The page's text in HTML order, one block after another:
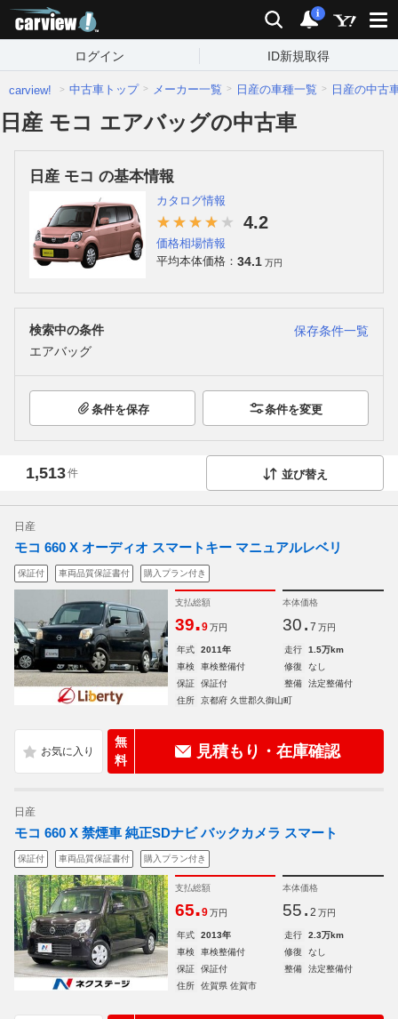
検索 通知
i
ログイン ID新規取得
carview! 中古車トップ メーカー一覧 日産の車種一覧 日産の中古
日産 モコ エアバッグの中古車
日産 モコ の基本情報
カタログ情報
4.2
価格相場情報
平均本体価格： 34.1 万円
検索中の条件
保存条件一覧
エアバッグ
条件を保存 条件を変更
1,513件 並び替え
日産
モコ 660 X オーディオ スマートキー マニュアルレベリ
保証付 車両品質保証書付 購入プラン付き
支払総額
39.9 万円
本体価格
30. 7 万円
年式 2011年 走行
1.5万km
車検
車検整備付 修復
なし
保証
保証付 整備
法定整備付
住所
京都府 久世郡久御山町
無
料
見積もり・在庫確認
日産
モコ 660 X 禁煙車 純正SDナビ バックカメラ スマート
保証付 車両品質保証書付 購入プラン付き
支払総額
65.9 万円
本体価格
55. 2 万円
年式 2013年 走行
2.3万km
車検
車検整備付 修復
なし
保証
保証付 整備
法定整備付
住所
佐賀県 佐賀市